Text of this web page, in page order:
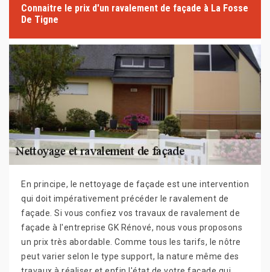
Connaitre le prix d'un ravalement de façade à La Fosse
De Tigne
En principe, le nettoyage de façade est une intervention
qui doit impérativement précéder le ravalement de
façade. Si vous confiez vos travaux de ravalement de
façade à l'entreprise GK Rénové, nous vous proposons
un prix très abordable. Comme tous les tarifs, le nôtre
peut varier selon le type support, la nature même des